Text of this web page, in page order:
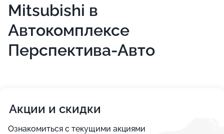
Mitsubishi в
Автокомплексе
Перспектива-Авто
Акции и скидки
Ознакомиться с текущими акциями